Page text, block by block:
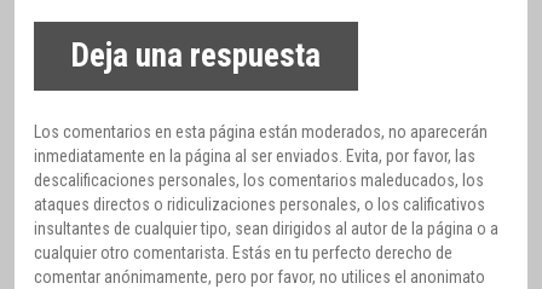
Deja una respuesta
Los comentarios en esta página están moderados, no aparecerán
inmediatamente en la página al ser enviados. Evita, por favor, las
descalificaciones personales, los comentarios maleducados, los
ataques directos o ridiculizaciones personales, o los calificativos
insultantes de cualquier tipo, sean dirigidos al autor de la página o a
cualquier otro comentarista. Estás en tu perfecto derecho de
comentar anónimamente, pero por favor, no utilices el anonimato